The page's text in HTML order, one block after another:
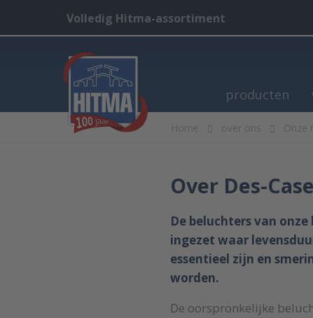
Volledig Hitma-assortiment
producten
Home over ons Onze
Over Des-Case
De beluchters van
ingezet waar
essentieel zijn en
worden.
De oorspronkelijke